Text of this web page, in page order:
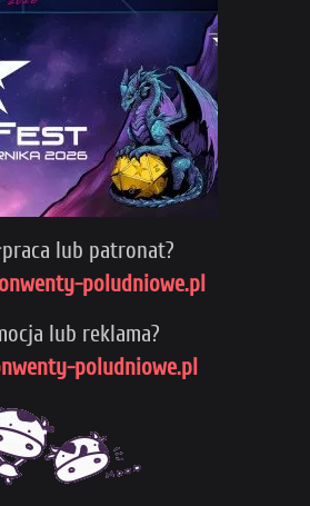
lub patronat?
poludniowe.pl
lub reklama?
poludniowe.pl